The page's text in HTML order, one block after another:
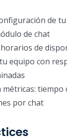
de
de chat
de
equipo con
tiempo
por chat